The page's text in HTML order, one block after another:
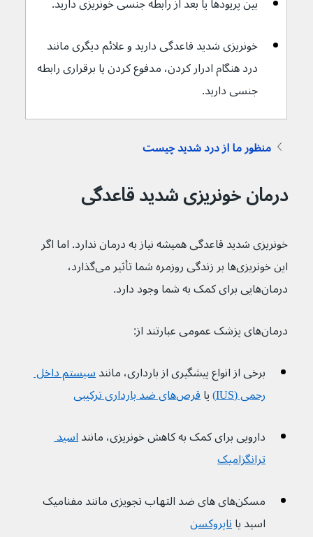
خونریزی شدید قاعدگی دارید و علائم دیگری مانند
درد هنگام ادرار کردن، مدفوع کردن یا برقراری رابطه
جنسی دارید.
منظور ما از درد شدید چیست
درمان خونریزی شدید قاعدگی
خونریزی شدید قاعدگی همیشه نیاز به درمان ندارد. اما اگر
این خونریزی‌ها بر زندگی روزمره شما تأثیر می‌گذارد،
درمان‌هایی برای کمک به شما وجود دارد.
درمان‌های پزشک عمومی عبارتند از:
برخی از انواع پیشگیری از بارداری، مانند سیستم داخل
رحمی (IUS)
یا قرص‌های ضد بارداری ترکیبی
دارویی برای کمک به کاهش خونریزی، مانند اسید
ترانگزامیک
مسکن‌های های ضد التهاب تجویزی مانند مفنامیک
اسید یا ناپروکسن